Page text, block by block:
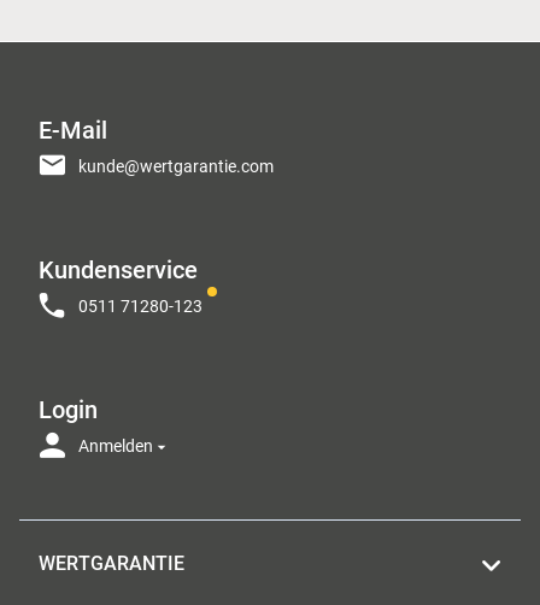
E-Mail
kunde@wertgarantie.com
Kundenservice
0511 71280-123
Login
Anmelden
WERTGARANTIE